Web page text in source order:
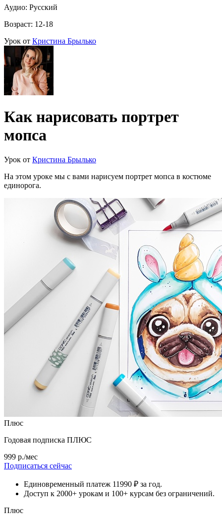
Аудио: Русский
Возраст: 12-18
Урок от Кристина Брылько
Как нарисовать портрет
мопса
Урок от Кристина Брылько
На этом уроке мы с вами нарисуем портрет мопса в костюме
единорога.
Плюс
Годовая подписка ПЛЮС
999 р./мес
Подписаться сейчас
Единовременный платеж 11990 ₽ за год.
Доступ к 2000+ урокам и 100+ курсам без ограничений.
Плюс